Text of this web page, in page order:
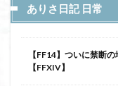
ありさ日記 日常
【FF14】ついに禁断
【FFXIV】